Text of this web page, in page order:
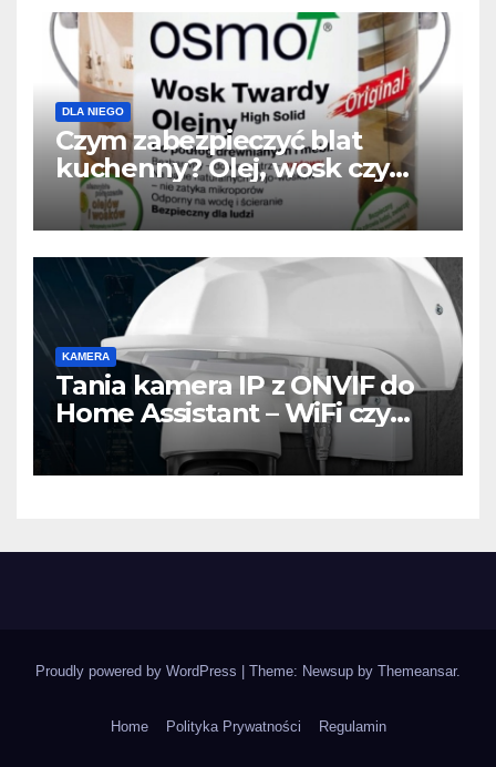
DLA NIEGO
Czym zabezpieczyć blat
kuchenny? Olej, wosk czy
lakier? Najlepszy wybór do
drewnianego blatu
KAMERA
Tania kamera IP z ONVIF do
Home Assistant – WiFi czy
LAN? Test, konfiguracja i
praktyczne wskazówki
Proudly powered by WordPress Theme: Newsup by Themeansar.
Home Polityka Prywatności Regulamin